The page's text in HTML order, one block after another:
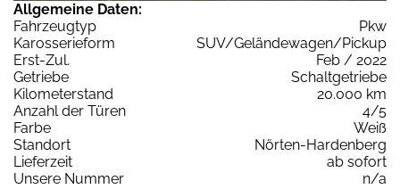
Allgemeine Daten:
Fahrzeugtyp
Pkw
Karosserieform
SUV/Geländewagen/Pickup
Erst-Zul.
Feb / 2022
Getriebe
Schaltgetriebe
Kilometerstand
20.000 km
Anzahl der Türen
4/5
Farbe
Weiß
Standort
Nörten-Hardenberg
Lieferzeit
ab sofort
Unsere Nummer
n/a